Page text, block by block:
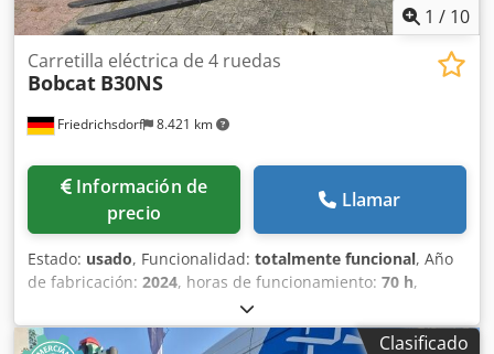
1 / 10
Friedrichsdorf 8.421 km
Carretilla eléctrica de 4 ruedas
Bobcat B30NS
Información de
precio
Llamar
Estado: usado, Funcionalidad: totalmente funcional, Año
de fabricación: 2024, horas de funcionamiento: 70 h,
3.000 kg, altura de elevación:
mm, ascensor libre:1.475 mm, tipo de combustible:
Clasificado